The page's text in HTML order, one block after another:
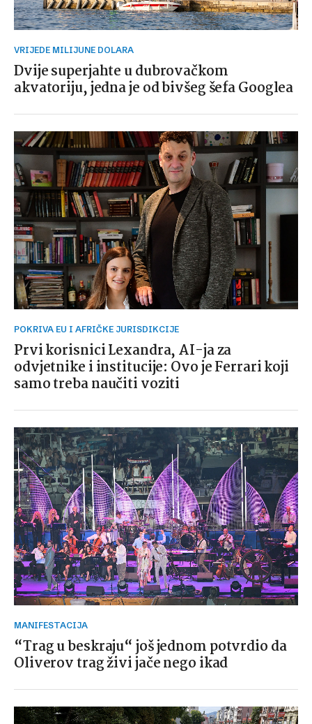
VRIJEDE MILIJUNE DOLARA
Dvije superjahte u dubrovačkom
akvatoriju, jedna je od bivšeg šefa Googlea
POKRIVA EU I AFRIČKE JURISDIKCIJE
Prvi korisnici Lexandra, AI-ja za
odvjetnike i institucije: Ovo je Ferrari koji
samo treba naučiti voziti
MANIFESTACIJA
“Trag u beskraju“ još jednom potvrdio da
Oliverov trag živi jače nego ikad